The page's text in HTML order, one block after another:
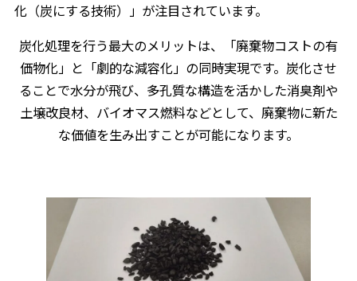
化（炭にする技術）」が注目されています。
炭化処理を行う最大のメリットは、「廃棄物コストの有
価物化」と「劇的な減容化」の同時実現です。炭化させ
ることで水分が飛び、多孔質な構造を活かした消臭剤や
土壌改良材、バイオマス燃料などとして、廃棄物に新た
な価値を生み出すことが可能になります。